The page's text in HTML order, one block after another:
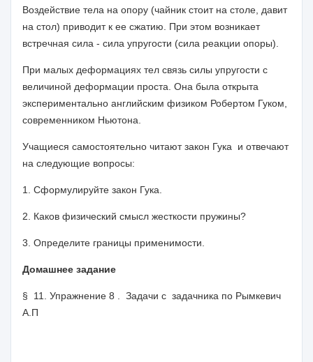
Воздействие тела на опору (чайник стоит на столе, давит
на стол) приводит к ее сжатию. При этом возникает
встречная сила - сила упругости (сила реакции опоры).
При малых деформациях тел связь силы упругости с
величиной деформации проста. Она была открыта
экспериментально английским физиком Робертом Гуком,
современником Ньютона.
Учащиеся самостоятельно читают закон Гука и отвечают
на следую­щие вопросы:
1. Сформулируйте закон Гука.
2. Каков физический смысл жесткости пружины?
3. Определите границы применимости.
Домашнее задание
§ 11. Упражнение 8 . Задачи с задачника по Рымкевич
А.П